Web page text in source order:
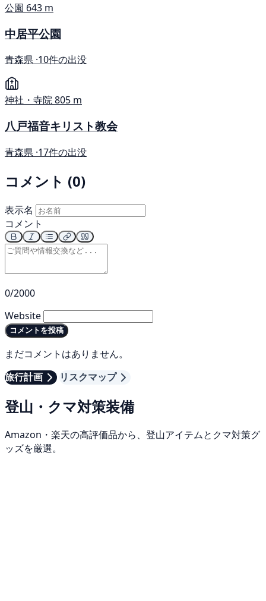
公園 643 m
中居平公園
青森県 ·10件の出没
神社・寺院805 m
八戸福音キリスト教会
青森県 ·17件の出没
コメント (0)
表示名
コメント
0/2000
Website
コメントを投稿
まだコメントはありません。
旅行計画
リスクマップ
登山・クマ対策装備
Amazon・楽天の高評価品から、登山アイテムとクマ対策グ
ッズを厳選。